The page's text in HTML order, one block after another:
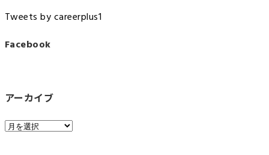
Tweets by careerplus1
Facebook
アーカイブ